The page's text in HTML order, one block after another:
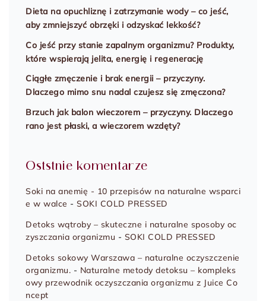
Dieta na opuchliznę i zatrzymanie wody – co jeść,
aby zmniejszyć obrzęki i odzyskać lekkość?
Co jeść przy stanie zapalnym organizmu? Produkty,
które wspierają jelita, energię i regenerację
Ciągłe zmęczenie i brak energii – przyczyny.
Dlaczego mimo snu nadal czujesz się zmęczona?
Brzuch jak balon wieczorem – przyczyny. Dlaczego
rano jest płaski, a wieczorem wzdęty?
Oststnie komentarze
Soki na anemię - 10 przepisów na naturalne wsparci
e w walce - SOKI COLD PRESSED
Detoks wątroby – skuteczne i naturalne sposoby oc
zyszczania organizmu - SOKI COLD PRESSED
Detoks sokowy Warszawa – naturalne oczyszczenie
organizmu. - Naturalne metody detoksu – kompleks
owy przewodnik oczyszczania organizmu z Juice Co
ncept